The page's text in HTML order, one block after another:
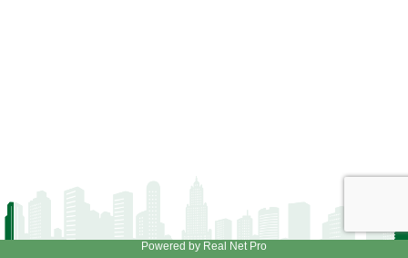
Powered by Real Net Pro